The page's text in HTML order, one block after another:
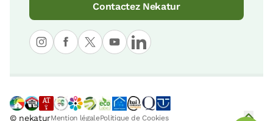
Contactez Nekatur
© nekaturMention légalePolitique de Cookies